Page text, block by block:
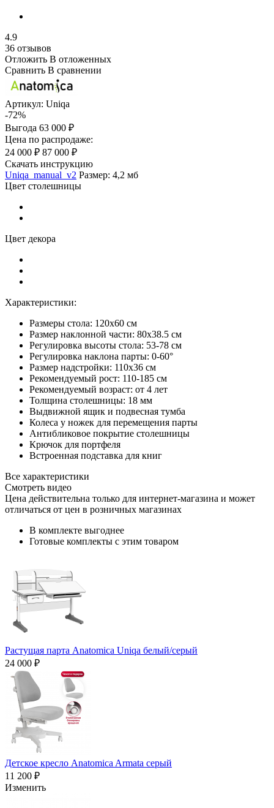
4.9
36 отзывов
Отложить В отложенных
Сравнить В сравнении
Артикул: Uniqa
-72%
Выгода 63 000 ₽
Цена по распродаже:
24 000 ₽ 87 000 ₽
Скачать инструкцию
Uniqa_manual_v2 Размер: 4,2 мб
Цвет столешницы
Цвет декора
Характеристики:
Размеры стола: 120x60 см
Размер наклонной части: 80x38.5 см
Регулировка высоты стола: 53-78 см
Регулировка наклона парты: 0-60°
Размер надстройки: 110x36 см
Рекомендуемый рост: 110-185 см
Рекомендуемый возраст: от 4 лет
Толщина столешницы: 18 мм
Выдвижной ящик и подвесная тумба
Колеса у ножек для перемещения парты
Антибликовое покрытие столешницы
Крючок для портфеля
Встроенная подставка для книг
Все характеристики
Смотреть видео
Цена действительна только для интернет-магазина и может
отличаться от цен в розничных магазинах
В комплекте выгоднее
Готовые комплекты с этим товаром
Растущая парта Anatomica Uniqa белый/серый
24 000 ₽
Детское кресло Anatomica Armata серый
11 200 ₽
Изменить